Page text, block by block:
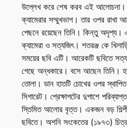
উল্লেখ করে শেষ করব এই আলোচনা।
ক্যামেরার সম্মুখভাগ। তার ওপর রাখা
পেছনে রয়েছেন তিনি। কিন্তু অদৃশ্য।
ক্যামেরা ও সত্যজিৎ। শতরঞ্জ কে
সময়ের ছবি এটি। আরেকটি ছবিতে
গেছে অন্ধকারে। বসে আছেন তিনি।
তোলা। ডান হাতটি চোখের ওপর
সিগারেট। প্রেক্ষাপটের দুপাশে
স্তিমিত আলোর বৃত্ত। একজন বড়
ছবিতে। অশনি সংকেতের (১৯৭৩)